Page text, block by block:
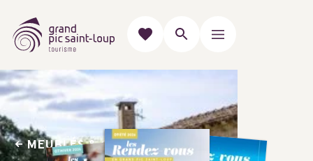
MEUBLÉS & GÎTES